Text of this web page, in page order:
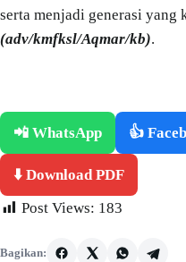
serta menjadi generasi yang
(adv/kmfksl/Aqmar/kb).
📲 WhatsApp 👍
⬇️ Download PDF
Post Views: 183
Bagikan: